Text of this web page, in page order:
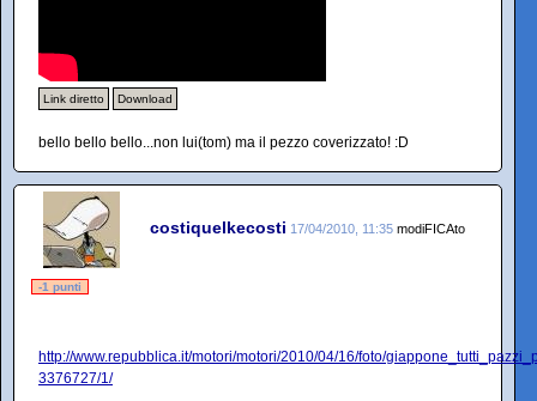
Link diretto Download
bello bello bello...non lui(tom) ma il pezzo coverizzato! :D
costiquelkecosti 17/04/2010, 11:35 modiFICAto
-1 punti
http://www.repubblica.it/motori/motori/2010/04/16/foto/
3376727/1/